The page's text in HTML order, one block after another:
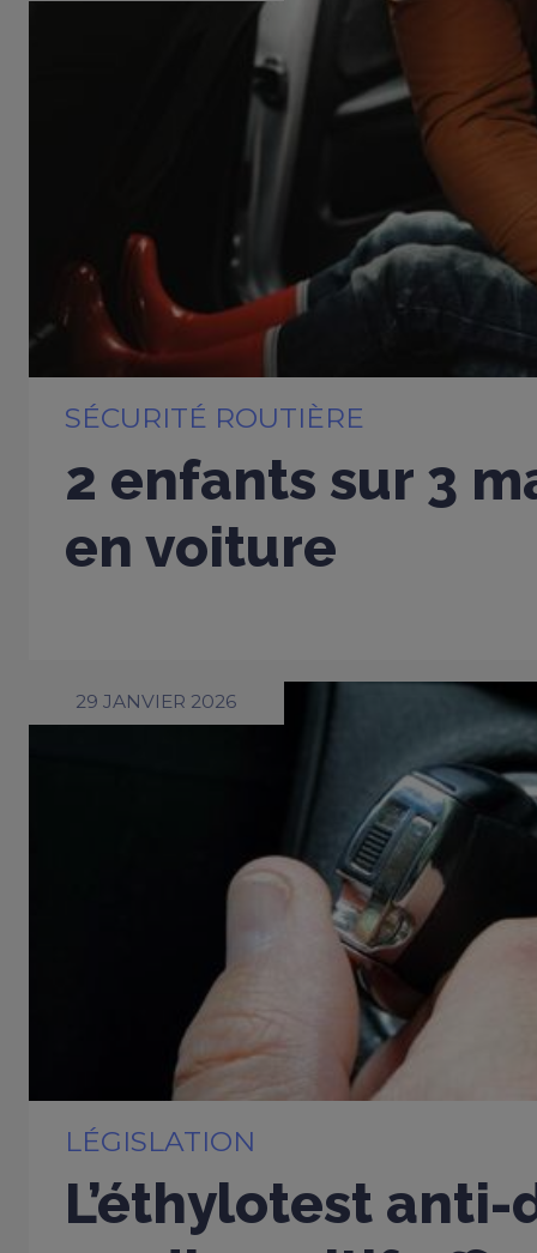
SÉCURITÉ ROUTIÈRE
2 enfants sur 3
en voiture
29 JANVIER 2026
LÉGISLATION
L’éthylotest